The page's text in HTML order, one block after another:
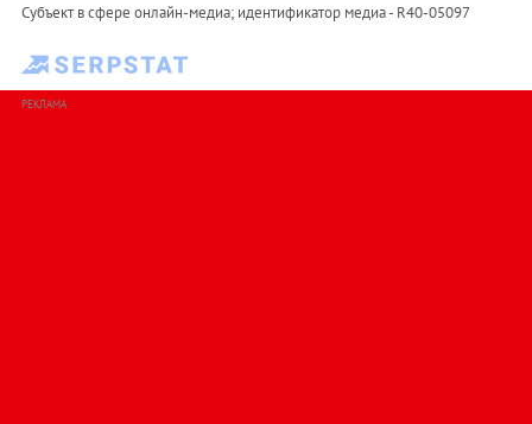
Субъект в сфере онлайн-медиа; идентификатор медиа - R40-05097
РЕКЛАМА